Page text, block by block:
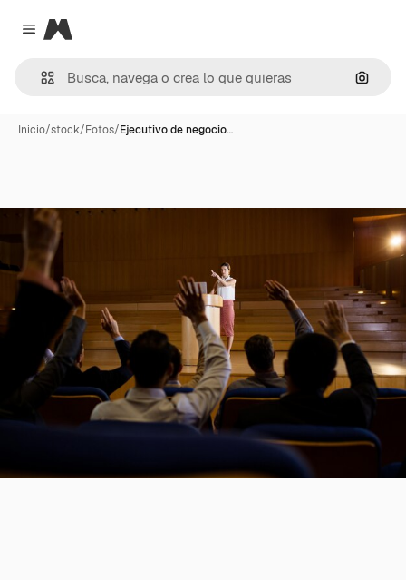
Close menu
Magnific
Inicio/stock/Fotos/Ejecutivo de negocio…